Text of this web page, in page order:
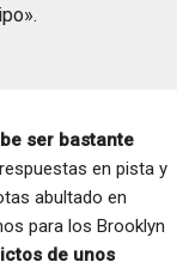
ser bastante
en pista y
abultado en
para los Brooklyn
de unos